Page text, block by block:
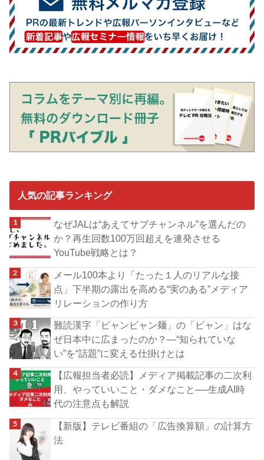
人気の記事ランキング
なぜJALは“あえてサブチャンネル”を選んだの
か？再生回数100万回超えを連発させる
YouTube戦略とは？
メール100本より「たった１人のリアルな接
点」下半期の露出を高める“実のある”メディア
リレーションの作り方
難読漢字「ビャンビャン麺」の「ビャン」はな
ぜ日本中に広まったのか？―“知られていな
い”を“話題”に変える仕掛けとは
【広報担当者必読】メディア掲載記事の二次利
用、やっていいこと・ダメなこと──生成AI時
代の注意点も解説
【新版】テレビ番組の「広告換算額」の計算方
法